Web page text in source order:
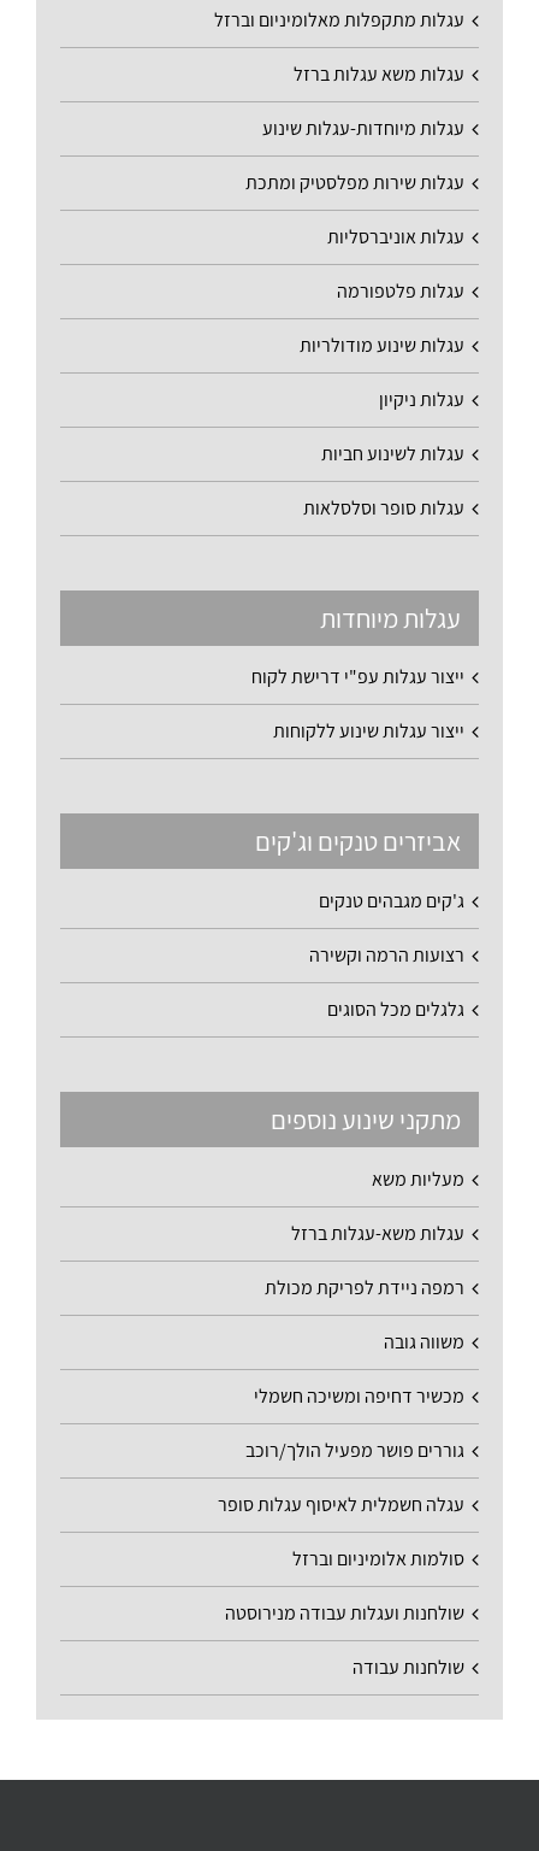
עגלות מתקפלות מאלומיניום וברזל
עגלות משא עגלות ברזל
עגלות מיוחדות-עגלות שינוע
עגלות שירות מפלסטיק ומתכת
עגלות אוניברסליות
עגלות פלטפורמה
עגלות שינוע מודולריות
עגלות ניקיון
עגלות לשינוע חביות
עגלות סופר וסלסלאות
עגלות מיוחדות
ייצור עגלות עפ"י דרישת לקוח
ייצור עגלות שינוע ללקוחות
אביזרים טנקים וג'קים
ג'קים מגבהים טנקים
רצועות הרמה וקשירה
גלגלים מכל הסוגים
מתקני שינוע נוספים
מעליות משא
עגלות משא-עגלות ברזל
רמפה ניידת לפריקת מכולת
משווה גובה
מכשיר דחיפה ומשיכה חשמלי
גוררים פושר מפעיל הולך/רוכב
עגלה חשמלית לאיסוף עגלות סופר
סולמות אלומיניום וברזל
שולחנות ועגלות עבודה מנירוסטה
שולחנות עבודה